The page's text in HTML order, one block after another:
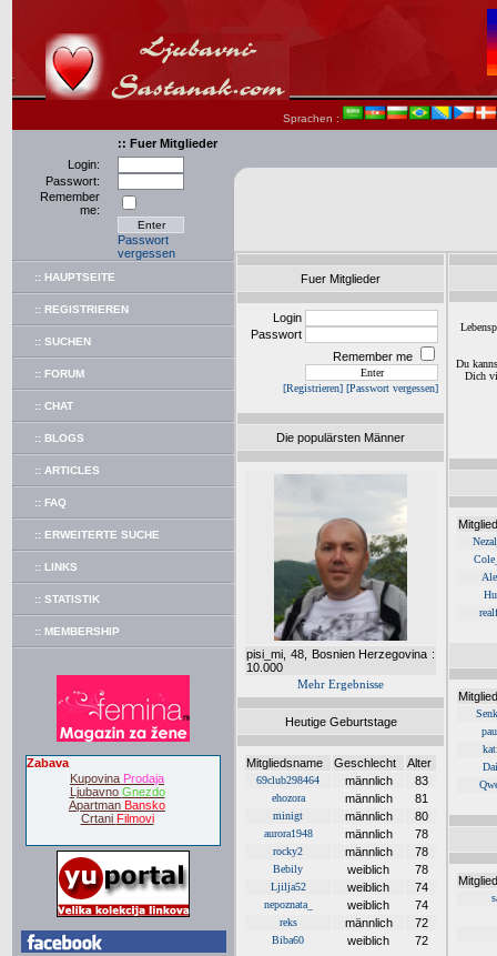
Sprachen :
:: Fuer Mitglieder
Login:
Passwort:
Remember
me:
Passwort
vergessen
:: HAUPTSEITE
:: REGISTRIEREN
:: SUCHEN
:: FORUM
:: CHAT
:: BLOGS
:: ARTICLES
:: FAQ
:: ERWEITERTE SUCHE
:: LINKS
:: STATISTIK
:: MEMBERSHIP
Zabava
Kupovina Prodaja
Ljubavno Gnezdo
Apartman Bansko
Crtani Filmovi
Fuer Mitglieder
Login
Passwort
Remember me
[Registrieren] [Passwort vergessen]
Die populärsten Männer
pisi_mi, 48, Bosnien Herzegovina :
10.000
Mehr Ergebnisse
Heutige Geburtstage
Mitgliedsname Geschlecht Alter
69club298464 männlich 83
ehozora männlich 81
minigt männlich 80
aurora1948 männlich 78
rocky2 männlich 78
Bebily weiblich 78
Ljilja52 weiblich 74
nepoznata_ weiblich 74
reks männlich 72
Biba60 weiblich 72
Du
Dich